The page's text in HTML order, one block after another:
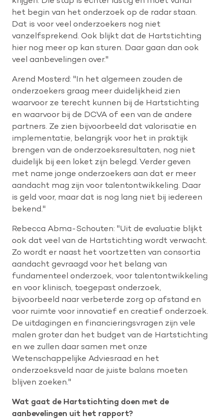
het begin van het onderzoek op de radar staan.
Dat is voor veel onderzoekers nog niet
vanzelfsprekend. Ook blijkt dat de Hartstichting
hier nog meer op kan sturen. Daar gaan dan ook
veel aanbevelingen over."
Arend Mosterd: "In het algemeen zouden de
onderzoekers graag meer duidelijkheid zien
waarvoor ze terecht kunnen bij de Hartstichting
en waarvoor bij de DCVA of een van de andere
partners. Ze zien bijvoorbeeld dat valorisatie en
implementatie, belangrijk voor het in praktijk
brengen van de onderzoeksresultaten, nog niet
duidelijk bij een loket zijn belegd. Verder geven
met name jonge onderzoekers aan dat er meer
aandacht mag zijn voor talentontwikkeling. Daar
is geld voor, maar dat is nog lang niet bij iedereen
bekend."
Rebecca Abma-Schouten: "Uit de evaluatie blijkt
ook dat veel van de Hartstichting wordt verwacht.
Zo wordt er naast het voortzetten van consortia
aandacht gevraagd voor het belang van
fundamenteel onderzoek, voor talentontwikkeling
en voor klinisch, toegepast onderzoek,
bijvoorbeeld naar verbeterde zorg op afstand en
voor ruimte voor innovatief en creatief onderzoek.
De uitdagingen en financieringsvragen zijn vele
malen groter dan het budget van de Hartstichting
en we zullen daar samen met onze
Wetenschappelijke Adviesraad en het
onderzoeksveld naar de juiste balans moeten
blijven zoeken."
Wat gaat de Hartstichting doen met de
aanbevelingen uit het rapport?